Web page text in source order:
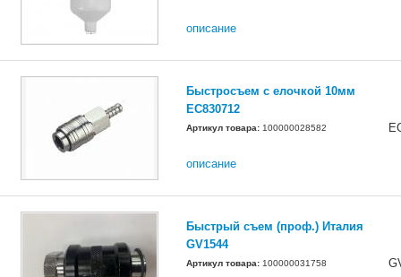
описание
Быстросъем с елочкой 10мм
ЕС830712
Артикул товара: 100000028582
описание
Быстрый съем (проф.) Италия
GV1544
Артикул товара: 100000031758